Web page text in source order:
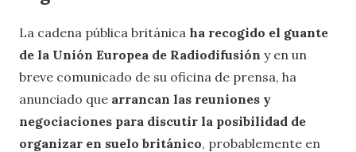
La cadena pública británica ha recogido el guante
de la Unión Europea de Radiodifusión y en un
breve comunicado de su oficina de prensa, ha
anunciado que arrancan las reuniones y
negociaciones para discutir la posibilidad de
organizar en suelo británico, probablemente en